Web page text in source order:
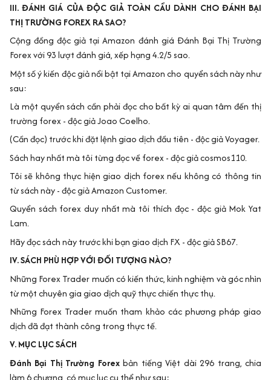
III. ĐÁNH GIÁ CỦA ĐỘC GIẢ TOÀN CẦU DÀNH CHO ĐÁNH BẠI
THỊ TRƯỜNG FOREX RA SAO?
Cộng đồng độc giả tại Amazon đánh giá Đánh Bại Thị Trường
Forex với 93 lượt đánh giá, xếp hạng 4.2/5 sao.
Một số ý kiến độc giả nổi bật tại Amazon cho quyển sách này như
sau:
Là một quyển sách cần phải đọc cho bất kỳ ai quan tâm đến thị
trường forex - độc giả Joao Coelho.
(Cần đọc) trước khi đặt lệnh giao dịch đầu tiên - độc giả Voyager.
Sách hay nhất mà tôi từng đọc về forex - độc giả cosmos110.
Tôi sẽ không thực hiện giao dịch forex nếu không có thông tin
từ sách này - độc giả Amazon Customer.
Quyển sách forex duy nhất mà tôi thích đọc - độc giả Mok Yat
Lam.
Hãy đọc sách này trước khi bạn giao dịch FX - độc giả SB67.
IV. SÁCH PHÙ HỢP VỚI ĐỐI TƯỢNG NÀO?
Những Forex Trader muốn có kiến thức, kinh nghiệm và góc nhìn
từ một chuyên gia giao dịch quỹ thực chiến thực thụ.
Những Forex Trader muốn tham khảo các phương pháp giao
dịch đã đạt thành công trong thực tế.
V. MỤC LỤC SÁCH
Đánh Bại Thị Trường Forexbản tiếng Việt dài 296 trang, chia
làm 6 chương, có mục lục cụ thể như sau: